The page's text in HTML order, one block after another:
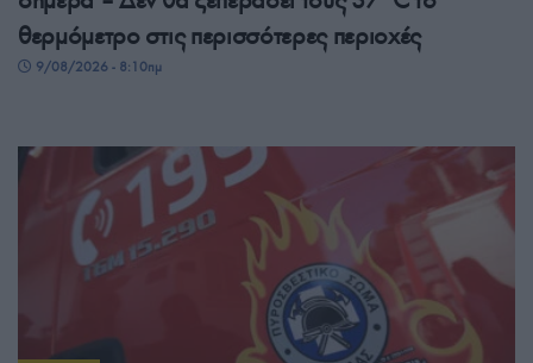
θερμόμετρο στις περισσότερες περιοχές
9/08/2026 - 8:10πμ